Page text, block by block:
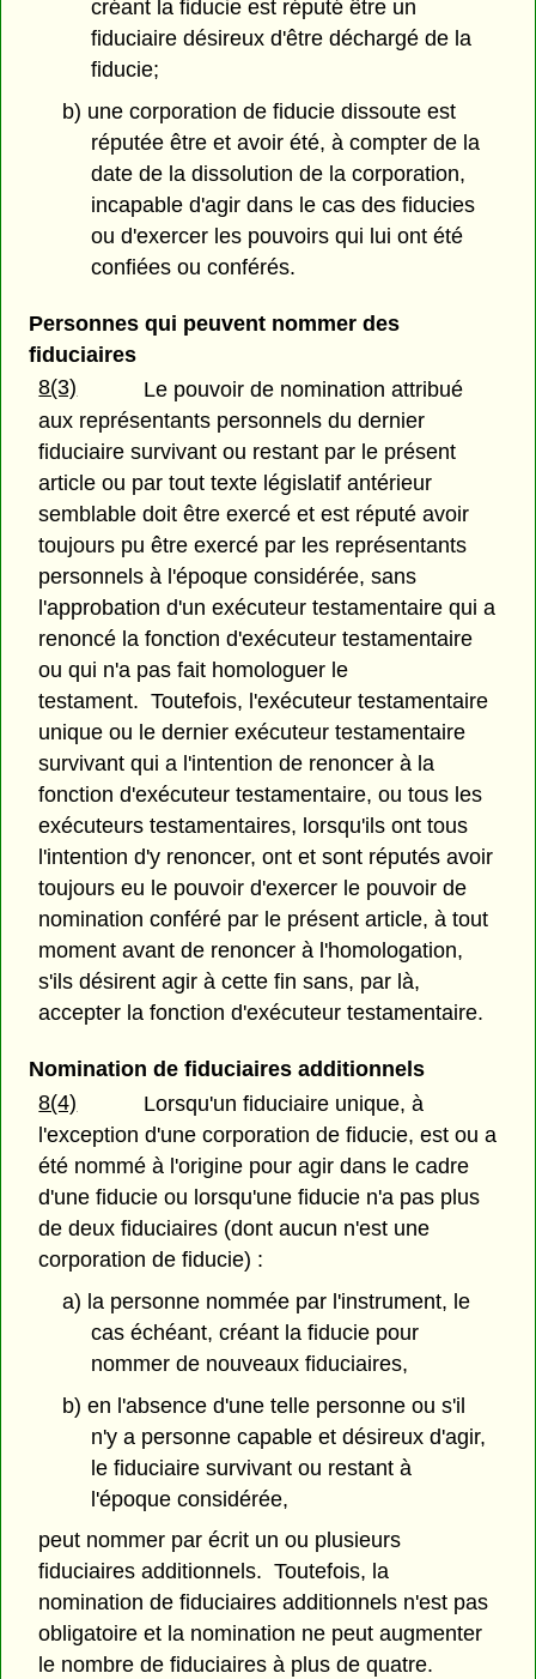
créant la fiducie est réputé être un
fiduciaire désireux d'être déchargé de la
fiducie;
b) une corporation de fiducie dissoute est
réputée être et avoir été, à compter de la
date de la dissolution de la corporation,
incapable d'agir dans le cas des fiducies
ou d'exercer les pouvoirs qui lui ont été
confiées ou conférés.
Personnes qui peuvent nommer des
fiduciaires
8(3)
Le pouvoir de nomination attribué
aux représentants personnels du dernier
fiduciaire survivant ou restant par le présent
article ou par tout texte législatif antérieur
semblable doit être exercé et est réputé avoir
toujours pu être exercé par les représentants
personnels à l'époque considérée, sans
l'approbation d'un exécuteur testamentaire qui a
renoncé la fonction d'exécuteur testamentaire
ou qui n'a pas fait homologuer le
testament. Toutefois, l'exécuteur testamentaire
unique ou le dernier exécuteur testamentaire
survivant qui a l'intention de renoncer à la
fonction d'exécuteur testamentaire, ou tous les
exécuteurs testamentaires, lorsqu'ils ont tous
l'intention d'y renoncer, ont et sont réputés avoir
toujours eu le pouvoir d'exercer le pouvoir de
nomination conféré par le présent article, à tout
moment avant de renoncer à l'homologation,
s'ils désirent agir à cette fin sans, par là,
accepter la fonction d'exécuteur testamentaire.
Nomination de fiduciaires additionnels
8(4)
Lorsqu'un fiduciaire unique, à
l'exception d'une corporation de fiducie, est ou a
été nommé à l'origine pour agir dans le cadre
d'une fiducie ou lorsqu'une fiducie n'a pas plus
de deux fiduciaires (dont aucun n'est une
corporation de fiducie) :
a) la personne nommée par l'instrument, le
cas échéant, créant la fiducie pour
nommer de nouveaux fiduciaires,
b) en l'absence d'une telle personne ou s'il
n'y a personne capable et désireux d'agir,
le fiduciaire survivant ou restant à
l'époque considérée,
peut nommer par écrit un ou plusieurs
fiduciaires additionnels. Toutefois, la
nomination de fiduciaires additionnels n'est pas
obligatoire et la nomination ne peut augmenter
le nombre de fiduciaires à plus de quatre.